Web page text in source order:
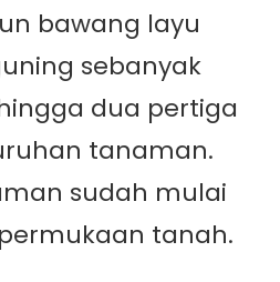
bawang layu
sebanyak
dua pertiga
tanaman.
sudah mulai
tanah.